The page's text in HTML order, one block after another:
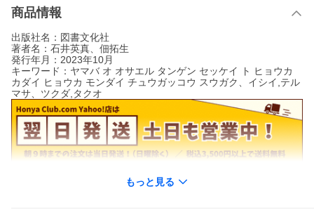
商品情報
出版社名：図書文化社
著者名：石井英真、佃拓生
発行年月：2023年10月
キーワード：ヤマバ オ オサエル タンゲン セッケイ ト ヒョウカ
カダイ ヒョウカ モンダイ チュウガッコウ スウガク、イシイ,テル
マサ、ツクダ,タクオ
もっと見る